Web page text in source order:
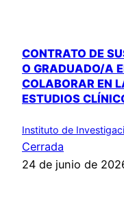
CONTRATO DE
O GRADUADO/A
COLABORAR EN
ESTUDIOS
Instituto de
Cerrada
24 de junio de